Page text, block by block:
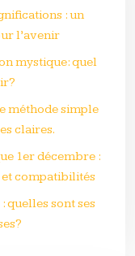
: un
l’avenir
mystique: quel
méthode simple
claires.
1er décembre :
compatibilités
quelles sont ses